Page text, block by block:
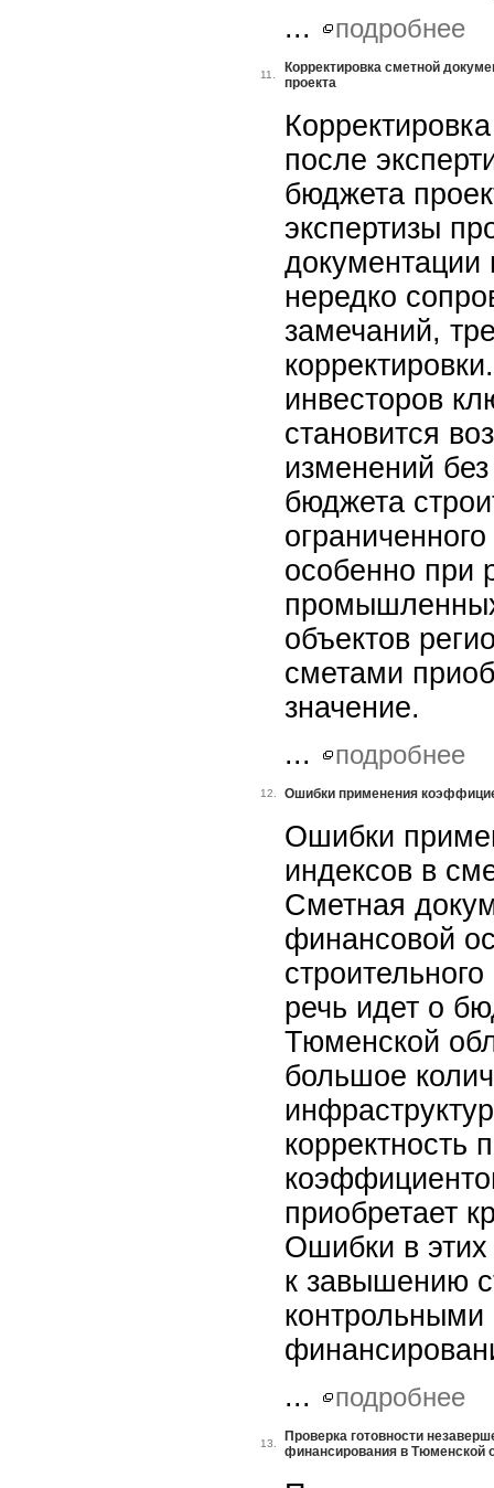
...
подробнее
11.
Корректировка сметной
проекта
после
бюджета
экспертизы
документации
нередко
замечаний,
инвесторов
становится
изменений
бюджета
особенно при
объектов
сметами
значение.
...
подробнее
12. Ошибки применения
Ошибки
индексов в
Сметная
финансовой
речь идет о
Тюменской
большое
корректность
приобретает
Ошибки в этих
к завышению
контрольными
...
подробнее
13.
Проверка готовности
финансирования в Тюменской